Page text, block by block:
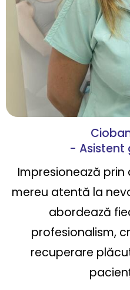
- Asistent
Impresionează
mereu atentă la
abordează
profesionalism,
recuperare